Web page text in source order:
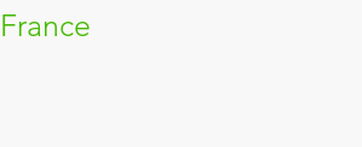
France